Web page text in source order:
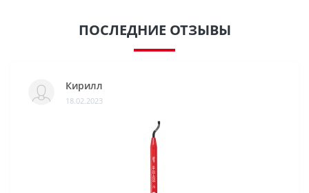
ПОСЛЕДНИЕ ОТЗЫВЫ
Кирилл
18.02.2023